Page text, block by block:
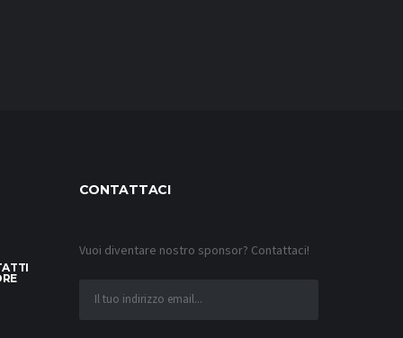
CONTATTACI
Vuoi diventare nostro sponsor? Contattaci!